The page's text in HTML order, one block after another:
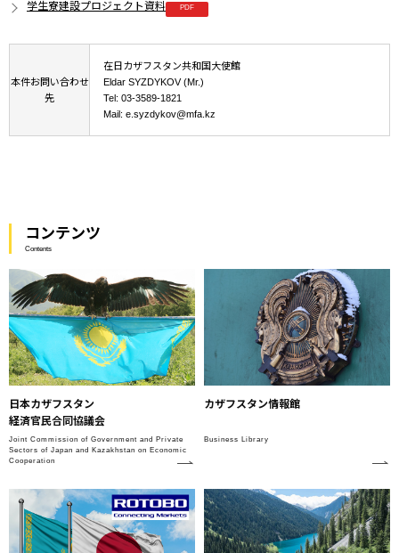
学生寮建設プロジェクト資料
本件お問い合わせ
先
在日カザフスタン共和国大使館
Eldar SYZDYKOV (Mr.)
Tel: 03-3589-1821
Mail: e.syzdykov@mfa.kz
コンテンツ
Contents
日本カザフスタン
経済官民合同協議会
Joint Commission of Government and Private
Sectors of Japan and Kazakhstan on Economic
Cooperation
カザフスタン情報館
Business Library